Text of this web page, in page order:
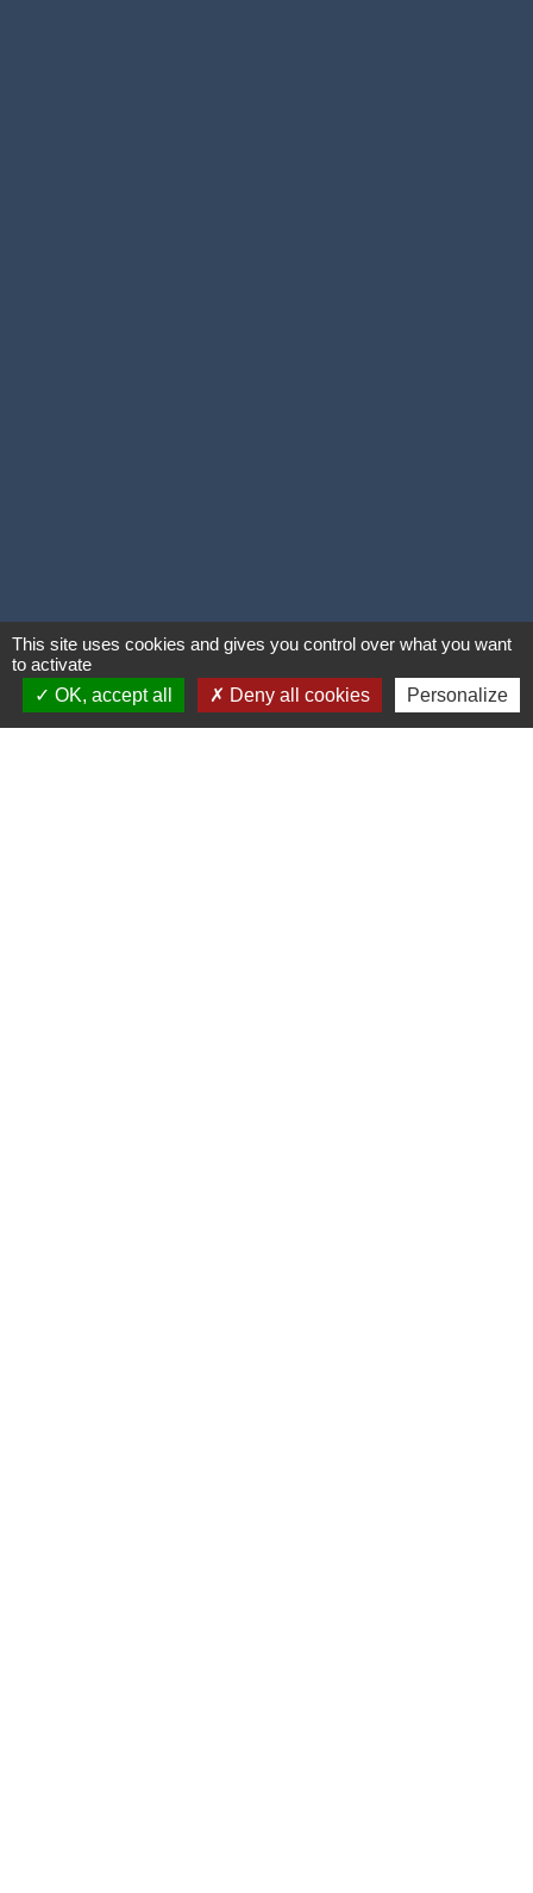
This site uses cookies and gives you control over what you want
to activate
OK, accept all
Deny all cookies Personalize